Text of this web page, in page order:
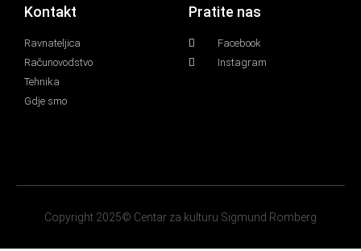
Kontakt
Ravnateljica
Računovodstvo
Tehnika
Gdje smo
Pratite nas
Facebook
Instagram
Copyright 2025© Centar za kulturu Sigmund Romberg